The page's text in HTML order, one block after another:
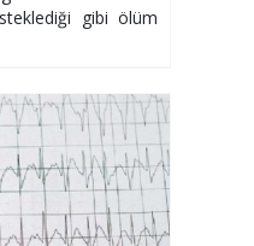
gibi ölüm